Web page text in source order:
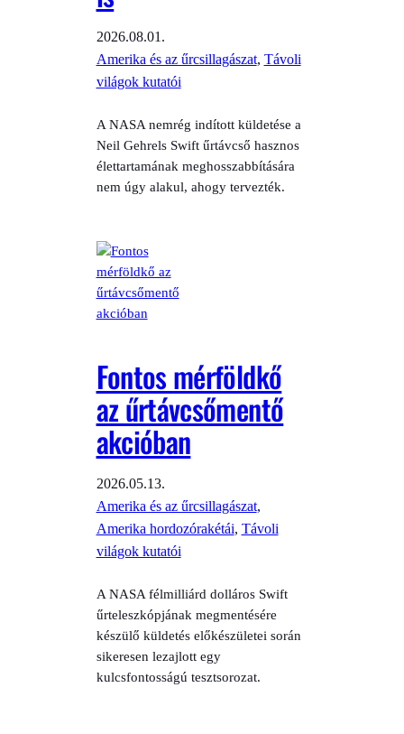
2026.08.01.
Amerika és az űrcsillagászat, Távoli
világok kutatói
A NASA nemrég indított küldetése a
Neil Gehrels Swift űrtávcső hasznos
élettartamának meghosszabbítására
nem úgy alakul, ahogy tervezték.
Fontos mérföldkő
az űrtávcsőmentő
akcióban
2026.05.13.
Amerika és az űrcsillagászat
Amerika hordozórakétái, Távoli
világok kutatói
A NASA félmilliárd dolláros Swift
űrteleszkópjának megmentésére
készülő küldetés előkészületei során
sikeresen lezajlott egy
kulcsfontosságú tesztsorozat.